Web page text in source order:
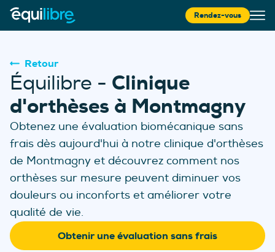
Rendez-vous
Retour
Équilibre - Clinique
d'orthèses à Montmagny
Obtenez une évaluation biomécanique sans
frais dès aujourd'hui à notre clinique d'orthèses
de Montmagny et découvrez comment nos
orthèses sur mesure peuvent diminuer vos
douleurs ou inconforts et améliorer votre
qualité de vie.
Obtenir une évaluation sans frais